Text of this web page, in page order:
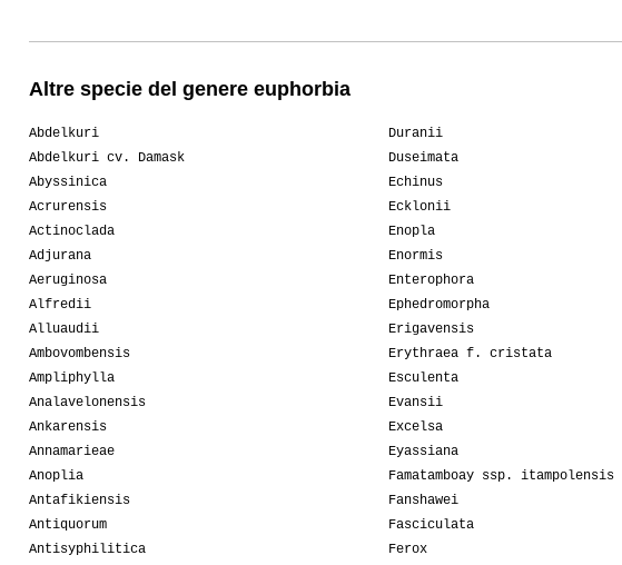
Altre specie del genere euphorbia
Abdelkuri
Abdelkuri cv. Damask
Abyssinica
Acrurensis
Actinoclada
Adjurana
Aeruginosa
Alfredii
Alluaudii
Ambovombensis
Ampliphylla
Analavelonensis
Ankarensis
Annamarieae
Anoplia
Antafikiensis
Antiquorum
Antisyphilitica
Duranii
Duseimata
Echinus
Ecklonii
Enopla
Enormis
Enterophora
Ephedromorpha
Erigavensis
Erythraea f. cristata
Esculenta
Evansii
Excelsa
Eyassiana
Famatamboay ssp. itampolensis
Fanshawei
Fasciculata
Ferox